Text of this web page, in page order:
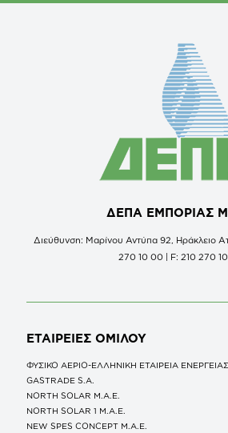
ΔΕΠΑ ΕΜΠΟΡΙΑΣ
Διεύθυνση: Μαρίνου Αντύπα 92, Ηράκλειο
270 10 00 | F: 210 270
ΕΤΑΙΡΕΙΕΣ ΟΜΙΛΟΥ
ΦΥΣΙΚΟ ΑΕΡΙΟ-ΕΛΛΗΝΙΚΗ ΕΤΑΙΡΕΙΑ ΕΝΕΡΓΕΙΑΣ
GASTRADE S.A.
NORTH SOLAR M.Α.Ε.
NORTH SOLAR 1 M.Α.Ε.
NEW SPES CONCEPT Μ.Α.Ε.